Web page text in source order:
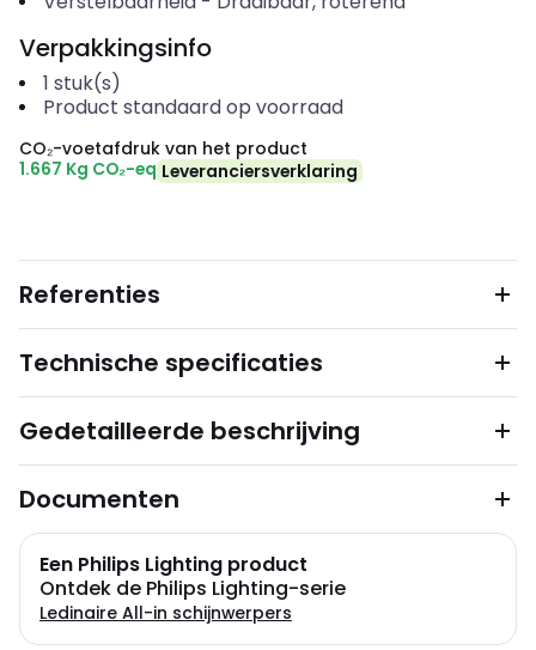
Verpakkingsinfo
1 stuk(s)
Product standaard op voorraad
CO₂-voetafdruk van het product
1.667 Kg CO₂-eq Leveranciersverklaring
Referenties
Technische specificaties
Gedetailleerde beschrijving
Documenten
Een Philips Lighting product
Ontdek de Philips Lighting-serie
Ledinaire All-in schijnwerpers